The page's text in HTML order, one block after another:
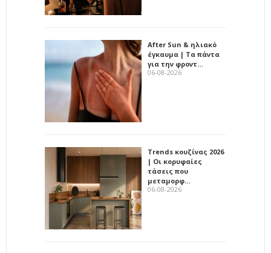
After Sun & ηλιακό
έγκαυμα | Τα πάντα
για την φροντ…
06-08-2026
Trends κουζίνας 2026
| Οι κορυφαίες
τάσεις που
μεταμορφ…
06-08-2026